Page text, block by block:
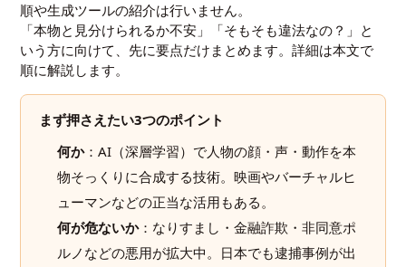
順や生成ツールの紹介は行いません。
「本物と見分けられるか不安」「そもそも違法なの？」と
いう方に向けて、先に要点だけまとめます。詳細は本文で
順に解説します。
まず押さえたい3つのポイント
何か：AI（深層学習）で人物の顔・声・動作を本
物そっくりに合成する技術。映画やバーチャルヒ
ューマンなどの正当な活用もある。
何が危ないか：なりすまし・金融詐欺・非同意ポ
ルノなどの悪用が拡大中。日本でも逮捕事例が出